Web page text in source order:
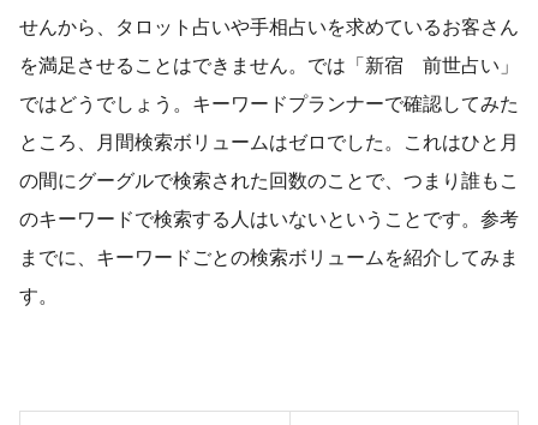
せんから、タロット占いや手相占いを求めているお客さん
を満足させることはできません。では「新宿 前世占い」
ではどうでしょう。キーワードプランナーで確認してみた
ところ、月間検索ボリュームはゼロでした。これはひと月
の間にグーグルで検索された回数のことで、つまり誰もこ
のキーワードで検索する人はいないということです。参考
までに、キーワードごとの検索ボリュームを紹介してみま
す。